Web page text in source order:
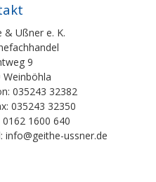
& Ußner e. K.
9
Weinböhla
035243 32382
035243 32350
0162 1600 640
info@geithe-ussner.de